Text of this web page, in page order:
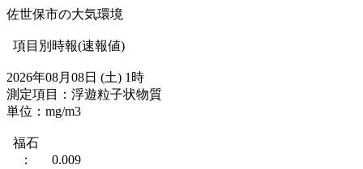
佐世保市の大気環境
項目別時報(速報値)
2026年08月08日 (土) 1時
測定項目：浮遊粒子状物質
単位：mg/m3
福石
： 0.009